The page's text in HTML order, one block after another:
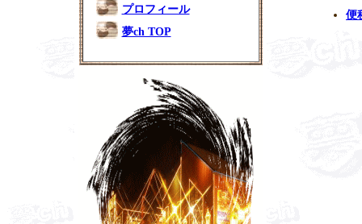
便
プロフィール
夢ch TOP